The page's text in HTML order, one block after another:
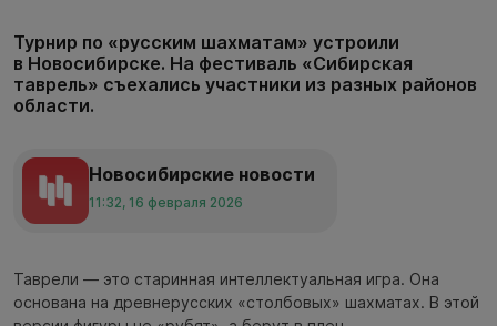
Турнир по «русским шахматам» устроили
в Новосибирске. На фестиваль «Сибирская
таврель» съехались участники из разных районов
области.
Новосибирские новости
11:32, 16 февраля 2026
Таврели — это старинная интеллектуальная игра. Она
основана на древнерусских «столбовых» шахматах. В этой